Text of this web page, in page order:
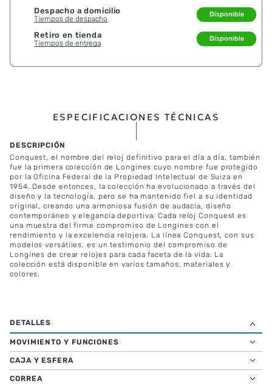
Despacho a domicilio
Tiempos de despacho
Disponible
Retiro en tienda
Tiempos de entrega
Disponible
ESPECIFICACIONES TÉCNICAS
Conquest, el nombre del reloj definitivo para el día a día, también
fue la primera colección de Longines cuyo nombre fue protegido
por la Oficina Federal de la Propiedad Intelectual de Suiza en
1954. Desde entonces, la colección ha evolucionado a través del
diseño y la tecnología, pero se ha mantenido fiel a su identidad
original, creando una armoniosa fusión de audacia, diseño
contemporáneo y elegancia deportiva. Cada reloj Conquest es
una muestra del firme compromiso de Longines con el
rendimiento y la excelencia relojera. La línea Conquest, con sus
modelos versátiles, es un testimonio del compromiso de
Longines de crear relojes para cada faceta de la vida. La
colección está disponible en varios tamaños, materiales y
colores.
MOVIMIENTO Y FUNCIONES
CAJA Y ESFERA
CORREA